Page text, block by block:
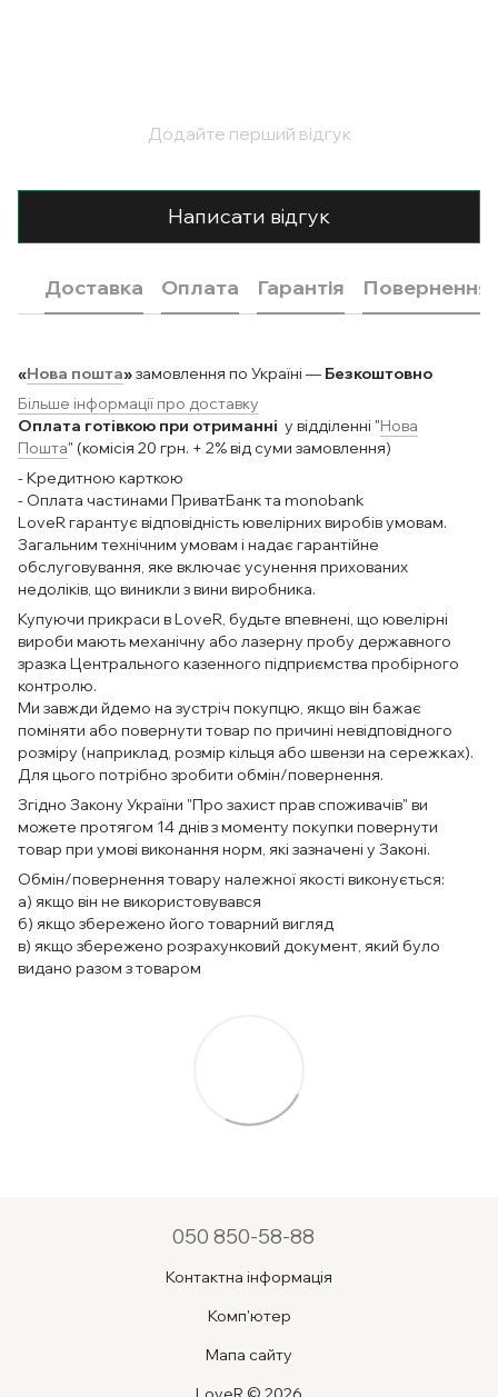
Додайте перший відгук
Написати відгук
Доставка Оплата Гарантія Повернення
«Нова пошта»замовлення по Україні — Безкоштовно
Більше інформації про доставку
Оплата готівкою при отриманні у відділенні "Нова
Пошта" (комісія 20 грн. + 2% від суми замовлення)
- Кредитною карткою
- Оплата частинами ПриватБанк та monobank
LoveR гарантує відповідність ювелірних виробів умовам.
Загальним технічним умовам і надає гарантійне
обслуговування, яке включає усунення прихованих
недоліків, що виникли з вини виробника.
Купуючи прикраси в LoveR, будьте впевнені, що ювелірні
вироби мають механічну або лазерну пробу державного
зразка Центрального казенного підприємства пробірного
контролю.
Ми завжди йдемо на зустріч покупцю, якщо він бажає
поміняти або повернути товар по причині невідповідного
розміру (наприклад, розмір кільця або швензи на сережках).
Для цього потрібно зробити обмін/повернення.
Згідно Закону України "Про захист прав споживачів" ви
можете протягом 14 днів з моменту покупки повернути
товар при умові виконання норм, які зазначені у Законі.
Обмін/повернення товару належної якості виконується:
а) якщо він не використовувався
б) якщо збережено його товарний вигляд
в) якщо збережено розрахунковий документ, який було
видано разом з товаром
050 850-58-88
Контактна інформація
Комп'ютер
Мапа сайту